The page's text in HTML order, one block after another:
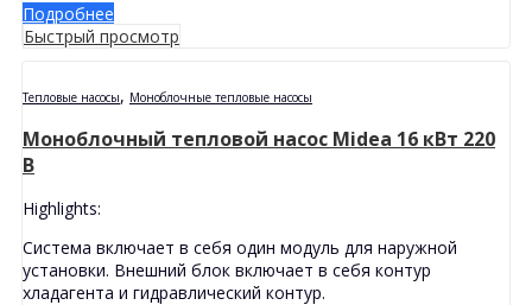
Подробнее
Быстрый просмотр
Тепловые насосы, Моноблочные тепловые насосы
Моноблочный тепловой насос Midea 16 кВт 220
В
Highlights:
Система включает в себя один модуль для наружной
установки. Внешний блок включает в себя контур
хладагента и гидравлический контур.